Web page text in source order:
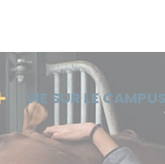
VIE SUR LE CAMPUS